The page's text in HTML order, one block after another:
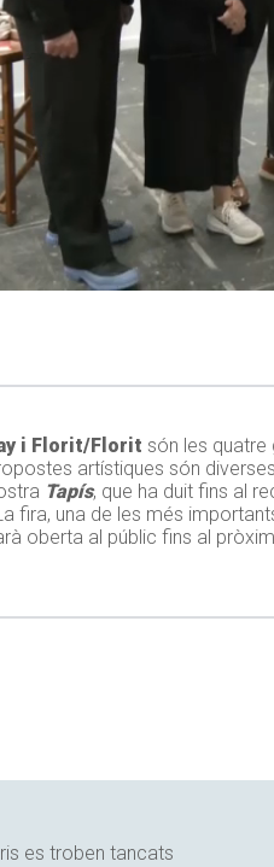
i Florit/Florit són les quatre
artístiques són
Tapís, que ha duit fins al
fira, una de les més
oberta al públic fins al
es troben tancats